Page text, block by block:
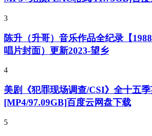
3
陈升（升哥）音乐作品全纪录【
唱片封面）更新2023-望乡
4
美剧《犯罪现场调查/CSI》全十五
[MP4/97.09GB]百度云网盘下载
5